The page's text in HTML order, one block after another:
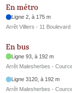
En métro
Ligne 2, à 175 m
Arrêt Villiers - 11
En bus
Ligne 93, à 192 m
Arrêt Malesherbes -
Ligne 3120, à 192 m
Arrêt Malesherbes -